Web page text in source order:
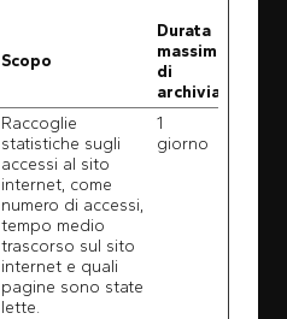
Scopo
Durata
massima
di
archiviazione
Raccoglie
statistiche sugli
accessi al sito
internet, come
numero di accessi,
tempo medio
trascorso sul sito
internet e quali
pagine sono state
lette.
1
giorno